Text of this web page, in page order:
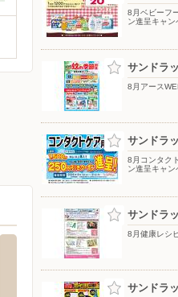
8月ベビーフ
ン進呈キャン
サンドラ
8月アース
サンドラ
8月コンタク
ン進呈キャン
サンドラ
8月健康レシ
サンドラ